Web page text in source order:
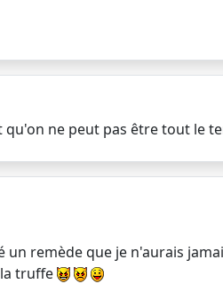
ne peut pas être tout le
remède que je n'aurais
truffe